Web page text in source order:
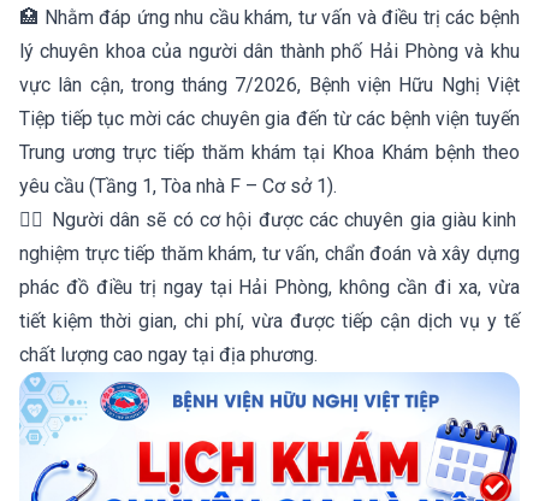
🏥 Nhằm đáp ứng nhu cầu khám, tư vấn và điều trị các bệnh
lý chuyên khoa của người dân thành phố Hải Phòng và khu
vực lân cận, trong tháng 7/2026, Bệnh viện Hữu Nghị Việt
Tiệp tiếp tục mời các chuyên gia đến từ các bệnh viện tuyến
Trung ương trực tiếp thăm khám tại Khoa Khám bệnh theo
yêu cầu (Tầng 1, Tòa nhà F – Cơ sở 1).
👨‍⚕️ Người dân sẽ có cơ hội được các chuyên gia giàu kinh
nghiệm trực tiếp thăm khám, tư vấn, chẩn đoán và xây dựng
phác đồ điều trị ngay tại Hải Phòng, không cần đi xa, vừa
tiết kiệm thời gian, chi phí, vừa được tiếp cận dịch vụ y tế
chất lượng cao ngay tại địa phương.